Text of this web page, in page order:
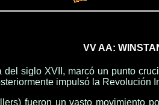
VV AA:
del siglo XVII, marcó un punto
impulsó la Revolución
fueron un vasto movimiento